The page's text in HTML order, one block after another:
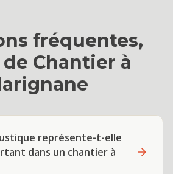
fréquentes,
Chantier à
représente-t-elle
dans un chantier à